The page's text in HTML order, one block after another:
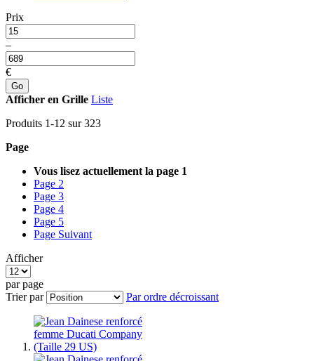
Prix
–
€
Go
Afficher en Grille Liste
Produits 1-12 sur323
Page
Vous lisez actuellement la page 1
Page 2
Page 3
Page 4
Page 5
Page Suivant
Afficher
par page
Trier par
Par ordre décroissant